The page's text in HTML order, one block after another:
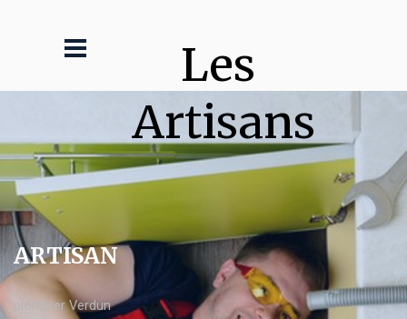
Les
Artisans
ARTISAN
plombier Verdun